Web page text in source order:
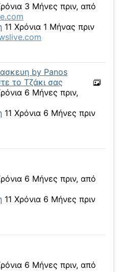
3 Μήνες πριν, από
11 Χρόνια 1 Μήνας πριν
by Panos
το Τζάκι σας
6 Μήνες πριν,
11 Χρόνια 6 Μήνες πριν
6 Μήνες πριν, από
11 Χρόνια 6 Μήνες πριν
6 Μήνες πριν, από